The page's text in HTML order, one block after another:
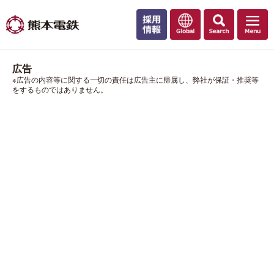
広告
※広告の内容等に関する一切の責任は広告主に帰属し、弊社が保証・推奨等
をするものではありません。